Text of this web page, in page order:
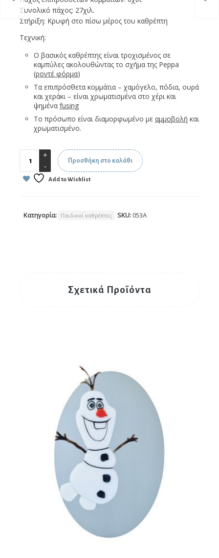
Συνολικό πάχος: 27χιλ.
Στήριξη: Κρυφή στο πίσω μέρος του καθρέπτη
Τεχνική:
Ο βασικός καθρέπτης είναι τροχισμένος σε
καμπύλες ακολουθώντας το σχήμα της Peppa
(ροντέ φόρμα)
Τα επιπρόσθετα κομμάτια – χαμόγελο, πόδια, ουρά
και χεράκι – είναι χρωματισμένα στο χέρι και
ψημένα fusing
Το πρόσωπο είναι διαμορφωμένο με αμμοβολή και
χρωματισμένο.
Προσθήκη στο καλάθι
Add to Wishlist
Κατηγορία: Παιδικοί καθρέπτες SKU:053A
Σχετικά Προϊόντα